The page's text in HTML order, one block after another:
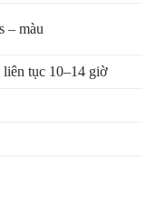
– màu
tục 10–14 giờ